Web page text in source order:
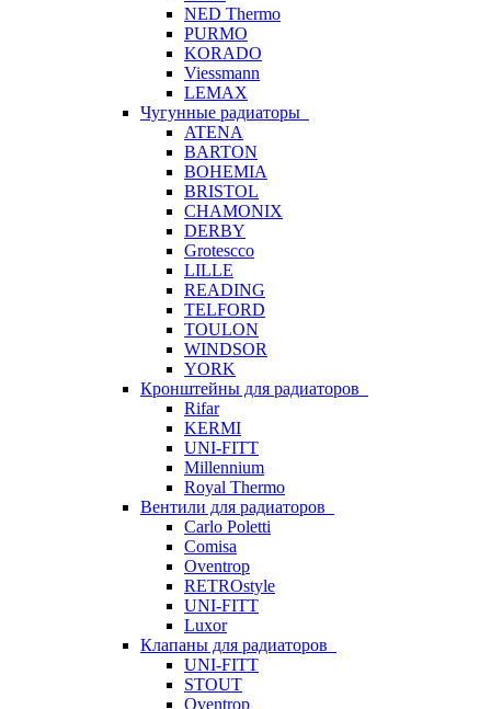
NED Thermo
PURMO
KORADO
Viessmann
LEMAX
Чугунные радиаторы
ATENA
BARTON
BOHEMIA
BRISTOL
CHAMONIX
DERBY
Grotescco
LILLE
READING
TELFORD
TOULON
WINDSOR
YORK
Кронштейны для радиаторов
Rifar
KERMI
UNI-FITT
Millennium
Royal Thermo
Вентили для радиаторов
Carlo Poletti
Comisa
Oventrop
RETROstyle
UNI-FITT
Luxor
Клапаны для радиаторов
UNI-FITT
STOUT
Oventrop